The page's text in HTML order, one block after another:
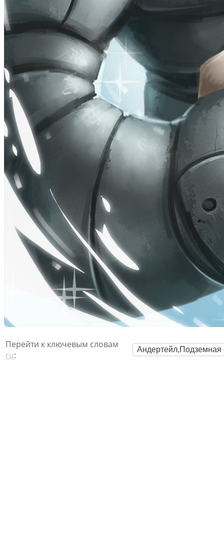
Перейти к ключевым словам
ru:
Андертейл,Подземная